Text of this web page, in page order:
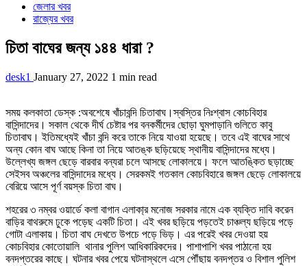
জেলার খবর
রাজ্যের খবর
চিতা বাঘের জন্য ১৪৪ ধারা ?
desk1 January 27, 2022 1 min read
সময় কলকাতা ডেস্ক :অবশেষে খাঁচাবন্দি চিতাবাঘ।স্বস্তির নিঃশ্বাস কোচবিহার
বাসিন্দাদের। সকাল থেকে দীর্ঘ চেষ্টার পর বনকর্মীদের ছোড়া ঘুমপাড়ানি গুলিতে কাবু
চিতাবাঘ। ইতিমধ্যেই খাঁচা বন্দি করে তাকে নিয়ে যাওয়া হয়েছে। তবে এই বাঘের সাথে
অন্য কোন বাঘ আছে কিনা তা নিয়ে আতঙ্ক ছড়িয়েছে স্থানীয় বাসিন্দাদের মধ্যে।
উল্লেখ্য জঙ্গল ছেড়ে বারবার বন্যরা চলে আসছে লোকালয়ে। ফলে আতঙ্কিত ছড়াচ্ছে
সেইসব অঞ্চলের বাসিন্দাদের মধ্যে। সেরকমই গতকাল কোচবিহারে জঙ্গল ছেড়ে লোকালয়ে
বেরিয়ে আসে পূর্ণ বয়স্ক চিতা বাঘ।
শহরের ৩ নম্বর ওয়ার্ডে কলা বাগান এলাকা্র মনোজ সরকার নামে এক ব্যক্তি দাবি করেন
বাড়ির বাথরুমে ঢুকে পড়েছ একটি চিতা। এই খবর ছড়িয়ে পড়তেই চাঞ্চল্য ছড়িয়ে পড়ে
গোটা এলাকায়। চিতা বাঘ দেখতে উপচে পড়ে ভিড়। এর পরেই খবর দেওয়া হয়
কোচবিহার কোতোয়ালি থানার পুলিশ আধিকারিকদের। পাশাপাশি খবর পাঠানো হয়
বনদপ্তরের কাছে। ঘটনার খবর পেয়ে ঘটনাস্থলে এসে পৌঁছায় বনদপ্তর ও বিশাল পুলিশ